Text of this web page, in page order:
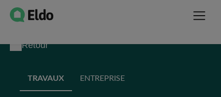
Retour
TRAVAUX ENTREPRISE